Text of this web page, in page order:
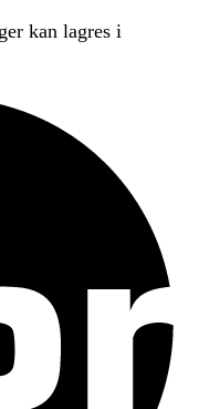
kan lagres i